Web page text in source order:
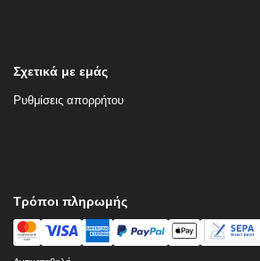
Σχετικά με εμάς
Ρυθμίσεις απορρήτου
Τρόποι πληρωμής